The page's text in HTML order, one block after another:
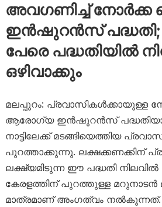
അവഗണിച്ച് നോർക്ക
ഇൻഷുറൻസ് പദ്ധതി;
പേരെ പദ്ധതിയിൽ
ഒഴിവാക്കും
മലപ്പുറം: പ്രവാസികൾക്കായുള്ള
ആരോഗ്യ ഇൻഷുറൻസ്
നാട്ടിലേക്ക് മടങ്ങിയെത്തിയ
പുറത്താക്കുന്നു. ലക്ഷക്കണക്കിന്
ലക്ഷ്യമിടുന്ന ഈ പദ്ധതി
കേരളത്തിന് പുറത്തുള്ള മറുനാടൻ
മാത്രമാണ് അംഗത്വം